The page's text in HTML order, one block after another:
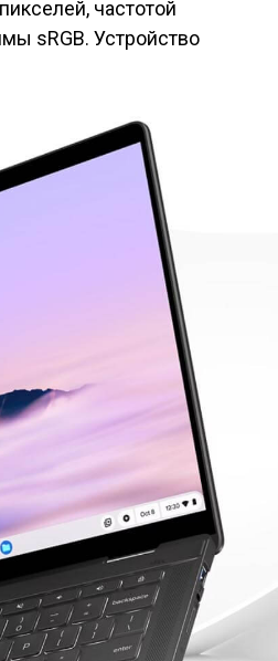
частотой
sRGB. Устройство